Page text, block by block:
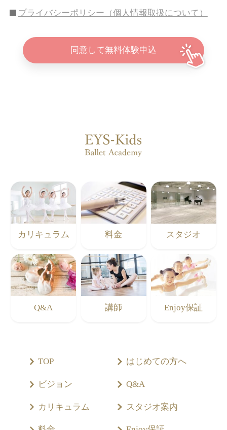
プライバシーポリシー（個人情報取扱について）
同意して無料体験申込
カリキュラム 料金 スタジオ
Q&A 講師 Enjoy保証
TOP はじめての方へ
ビジョン Q&A
カリキュラム スタジオ案内